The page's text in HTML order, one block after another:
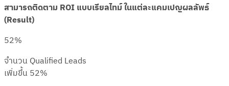
สามารถติดตาม ROI แบบเรียลไทม์ ในแต่ละแคมเปญผลลัพธ์
(Result)
52%
จำนวน Qualified Leads
เพิ่มขึ้น 52%